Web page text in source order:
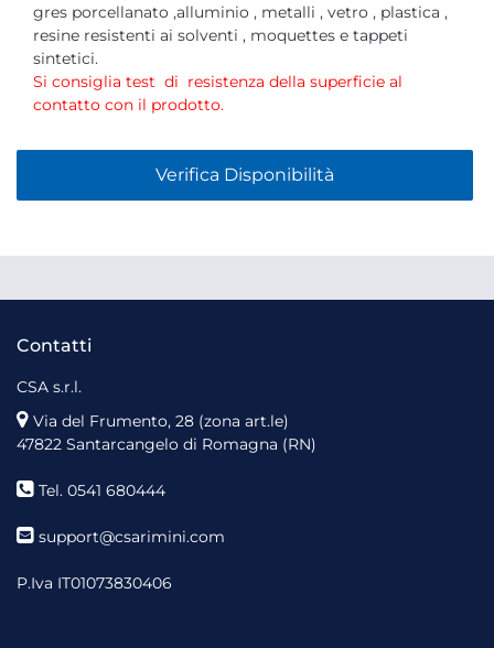
gres porcellanato ,alluminio , metalli , vetro , plastica ,
resine resistenti ai solventi , moquettes e tappeti
sintetici.
Si consiglia test di resistenza della superficie al
contatto con il prodotto.
Verifica Disponibilità
Contatti
CSA s.r.l.
Via del Frumento, 28 (zona art.le)
47822 Santarcangelo di Romagna (RN)
Tel. 0541 680444
support@csarimini.com
P.Iva IT01073830406